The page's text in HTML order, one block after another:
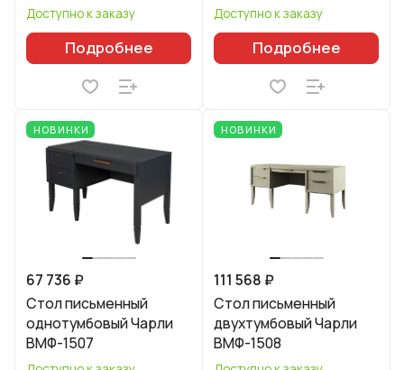
Доступно к заказу
Подробнее
Доступно к заказу
Подробнее
НОВИНКИ
67 736 ₽
Стол письменный
однотумбовый Чарли
ВМФ-1507
НОВИНКИ
111 568 ₽
Стол письменный
двухтумбовый Чарли
ВМФ-1508